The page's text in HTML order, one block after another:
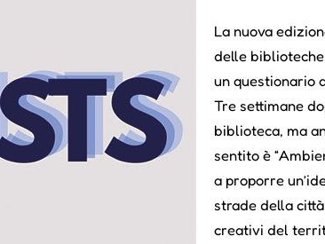
La nuova
delle
un questionario
Tre settimane
biblioteca, ma
sentito è
a proporre
strade della
creativi del